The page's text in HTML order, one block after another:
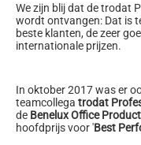
We zijn blij dat de trodat
wordt ontvangen: Dat is
beste klanten, de zeer
internationale prijzen.
In oktober 2017 was er
teamcollega trodat
de Benelux Office
hoofdprijs voor 'Best